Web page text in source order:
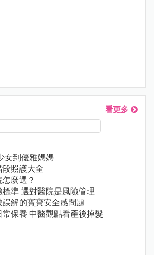
看更多
女到優雅媽媽
段照護大全
麼選？
準 選對醫院是風險管理
解的寶寶安全感問題
保養 中醫觀點看產後掉髮